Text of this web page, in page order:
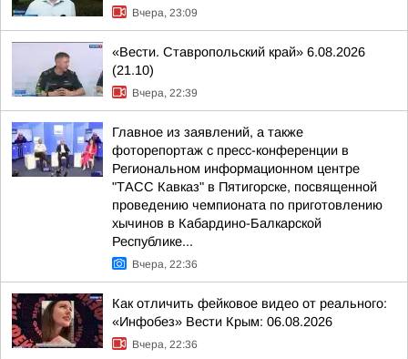
Вчера, 23:09
«Вести. Ставропольский край» 6.08.2026
(21.10)
Вчера, 22:39
Главное из заявлений, а также
фоторепортаж с пресс-конференции в
Региональном информационном центре
"ТАСС Кавказ" в Пятигорске, посвященной
проведению чемпионата по приготовлению
хычинов в Кабардино-Балкарской
Республике...
Вчера, 22:36
Как отличить фейковое видео от реального:
«Инфобез» Вести Крым: 06.08.2026
Вчера, 22:36